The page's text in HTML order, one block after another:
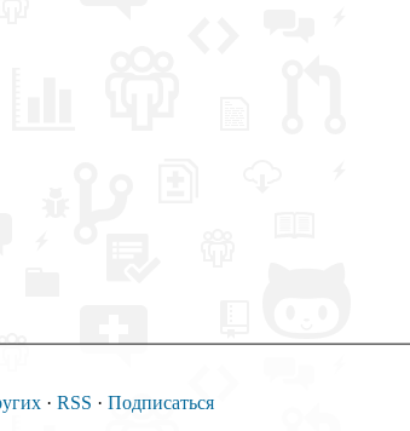
· RSS · Подписаться